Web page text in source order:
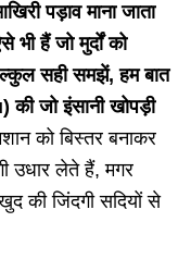
पड़ाव माना जाता
हैं जो मुर्दों को
सही समझें, हम बात
जो इंसानी खोपड़ी
को बिस्‍तर बनाकर
उधार लेते हैं, मगर
की जिंदगी सदियों से